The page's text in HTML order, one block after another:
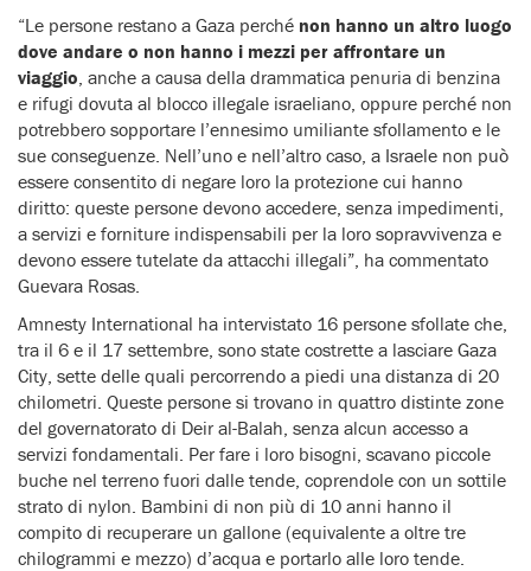
“Le persone restano a Gaza perché non hanno un altro luogo
dove andare o non hanno i mezzi per affrontare un
viaggio , anche a causa della drammatica penuria di benzina
e rifugi dovuta al blocco illegale israeliano, oppure perché non
potrebbero sopportare l’ennesimo umiliante sfollamento e le
sue conseguenze. Nell’uno e nell’altro caso, a Israele non può
essere consentito di negare loro la protezione cui hanno
diritto: queste persone devono accedere, senza impedimenti,
a servizi e forniture indispensabili per la loro sopravvivenza e
devono essere tutelate da attacchi illegali”, ha commentato
Guevara Rosas.
Amnesty International ha intervistato 16 persone sfollate che,
tra il 6 e il 17 settembre, sono state costrette a lasciare Gaza
City, sette delle quali percorrendo a piedi una distanza di 20
chilometri. Queste persone si trovano in quattro distinte zone
del governatorato di Deir al-Balah, senza alcun accesso a
servizi fondamentali. Per fare i loro bisogni, scavano piccole
buche nel terreno fuori dalle tende, coprendole con un sottile
strato di nylon. Bambini di non più di 10 anni hanno il
compito di recuperare un gallone (equivalente a oltre tre
chilogrammi e mezzo) d’acqua e portarlo alle loro tende.